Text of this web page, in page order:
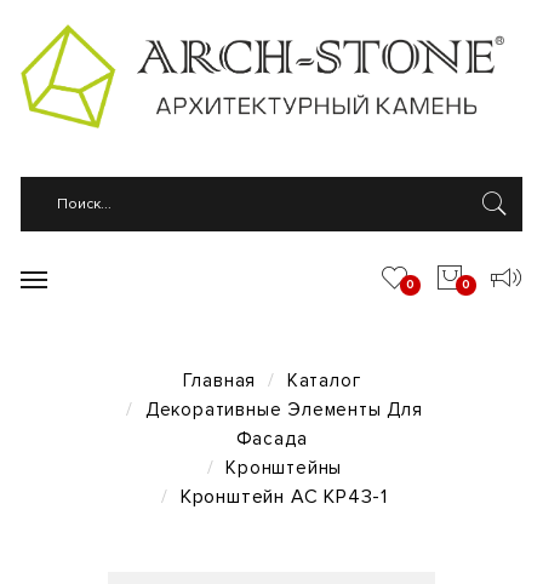
0 0
Главная
Каталог
Декоративные Элементы Для
Фасада
Кронштейны
Кронштейн АС КР43-1